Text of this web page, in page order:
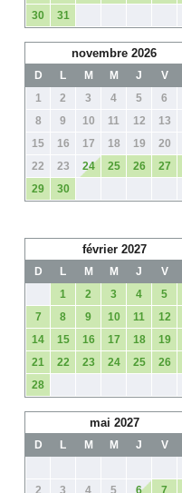
30
31
novembre 2026
D L M M J V
1
2 3 4 5 6
8
9 10 11 12 13
15
16 17 18 19 20
22
23 24 25 26 27
29
30
février 2027
D L M M J V
1
2 3 4 5
7
8 9 10 11 12
14
15 16 17 18 19
21
22 23 24 25 26
28
mai 2027
D L M M J V
2
3 4 5 6 7